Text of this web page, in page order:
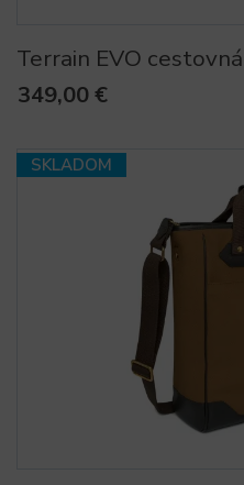
Terrain EVO
349,00 €
SKLADOM